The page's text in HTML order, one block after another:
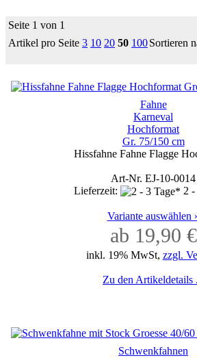
Seite 1 von 1
Artikel pro Seite 3 10 20 50 100Sortieren
Fahne
Karneval
Hochformat
Gr. 75/150 cm
Hissfahne Fahne Flagge
Art-Nr. EJ-10-0014
Lieferzeit:
2
Variante auswählen
ab 19,90 €
inkl. 19% MwSt, zzgl.
Zu den Artikeldetails
Schwenkfahnen